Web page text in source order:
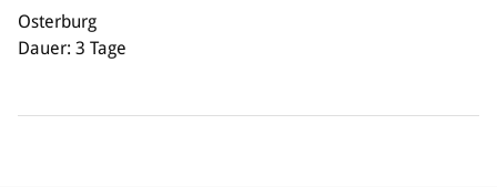
Osterburg
Dauer: 3 Tage